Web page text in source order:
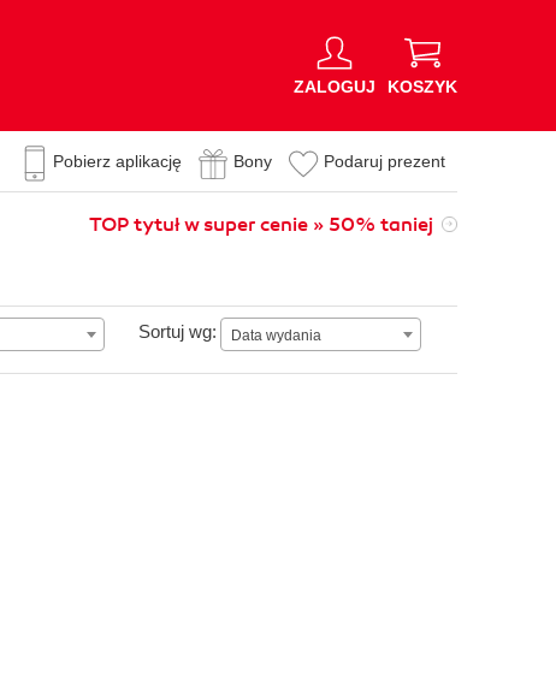
ZALOGUJ KOSZYK
Pobierz aplikację Bony Podaruj prezent
TOP tytuł w super cenie » 50% taniej
Sortuj wg: Data wydania
Data wydania